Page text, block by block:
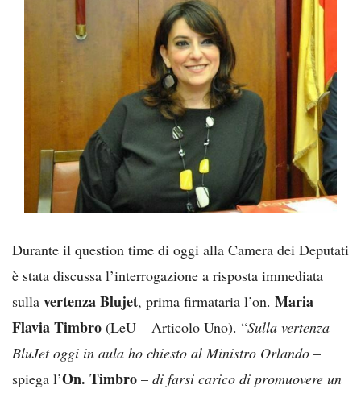
Durante il question time di oggi alla Camera dei Deputati
è stata discussa l’interrogazione a risposta immediata
sulla vertenza Blujet, prima firmataria l’on. Maria
Flavia Timbro (LeU – Articolo Uno). “Sulla vertenza
BluJet oggi in aula ho chiesto al Ministro Orlando –
spiega l’On. Timbro – di farsi carico di promuovere un